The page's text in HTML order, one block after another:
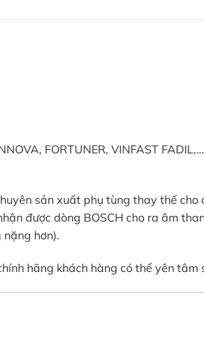
FORTUNER, VINFAST
sản xuất phụ tùng thay thế
được dòng BOSCH cho ra âm
nặng hơn).
hãng khách hàng có thể yên tâm